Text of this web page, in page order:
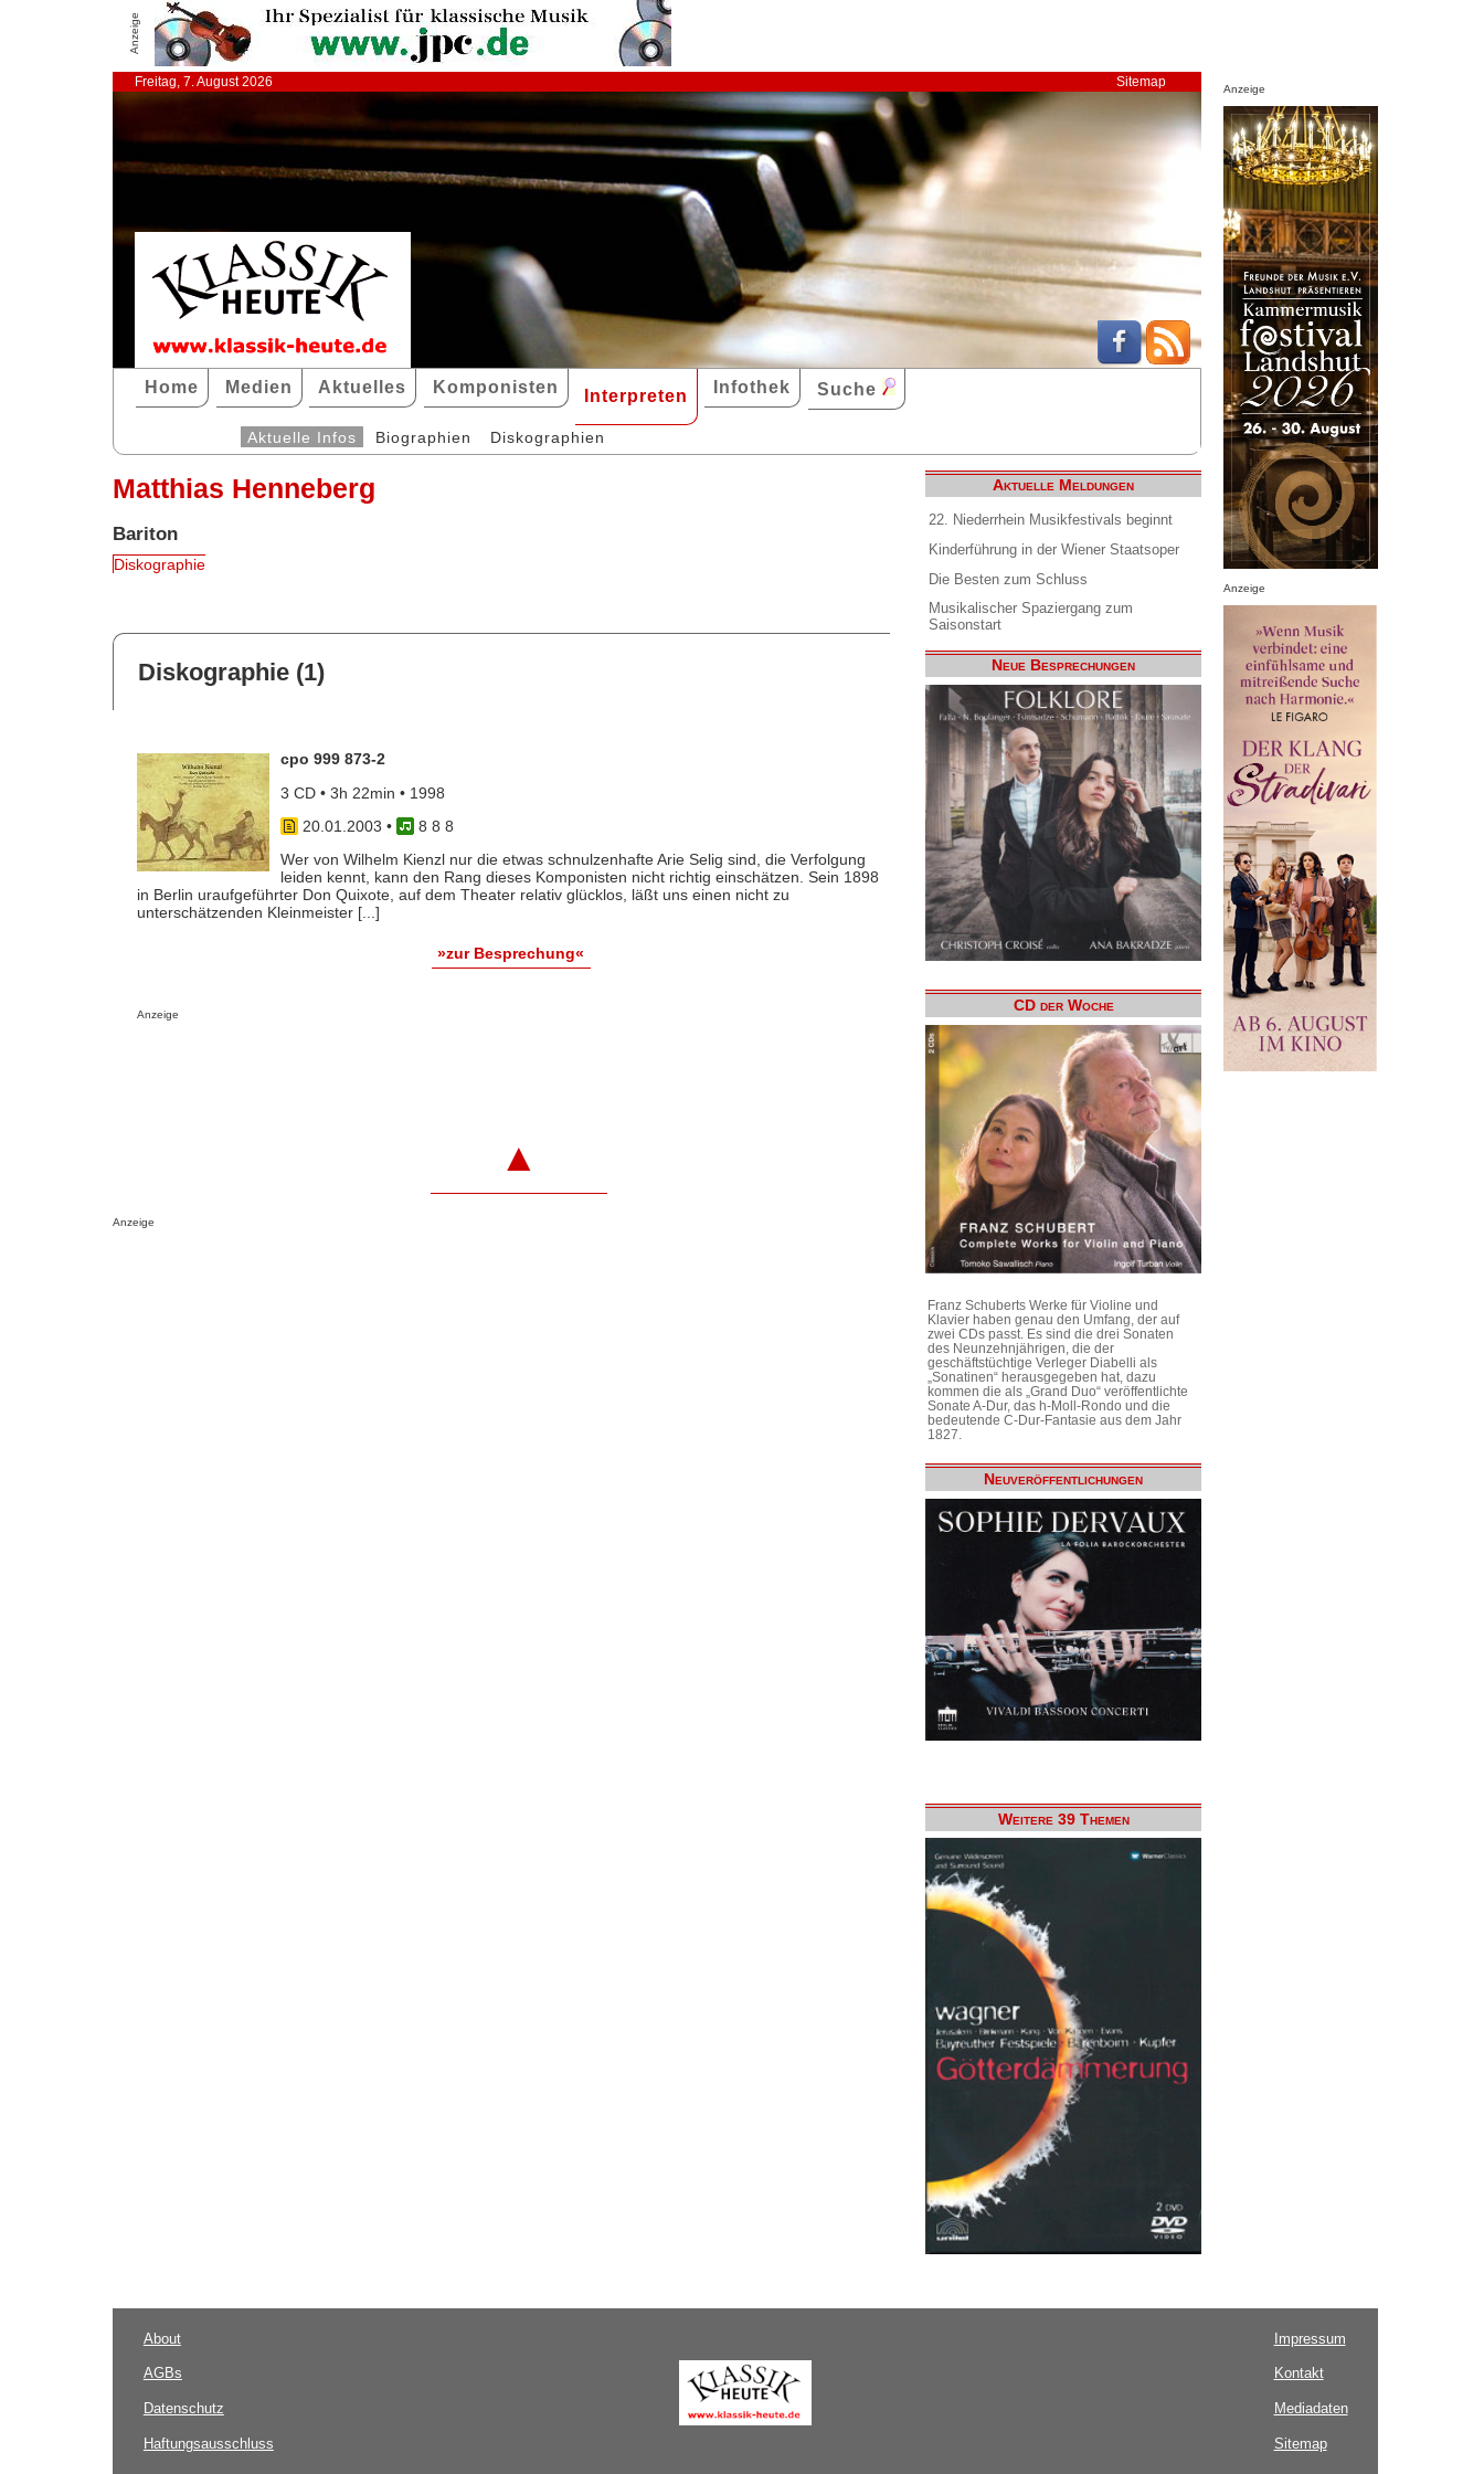
Anzeige
Freitag, 7. August 2026 Sitemap
Home Medien Aktuelles Komponisten Interpreten Infothek Suche
Aktuelle Infos Biographien Diskographien
Matthias Henneberg
Bariton
Diskographie
Diskographie (1)
cpo 999 873-2
3 CD • 3h 22min • 1998
20.01.2003 •
8 8 8
Wer von Wilhelm Kienzl nur die etwas schnulzenhafte Arie Selig sind, die Verfolgung
leiden kennt, kann den Rang dieses Komponisten nicht richtig einschätzen. Sein 1898
in Berlin uraufgeführter Don Quixote, auf dem Theater relativ glücklos, läßt uns einen nicht zu
unterschätzenden Kleinmeister [...]
»zur Besprechung«
Anzeige
▲
Anzeige
Aktuelle Meldungen
22. Niederrhein Musikfestivals beginnt
Kinderführung in der Wiener Staatsoper
Die Besten zum Schluss
Musikalischer Spaziergang zum
Saisonstart
Neue Besprechungen
CD der Woche
Franz Schuberts Werke für Violine und
Klavier haben genau den Umfang, der auf
zwei CDs passt. Es sind die drei Sonaten
des Neunzehnjährigen, die der
geschäftstüchtige Verleger Diabelli als
„Sonatinen“ herausgegeben hat, dazu
kommen die als „Grand Duo“ veröffentlichte
Sonate A-Dur, das h-Moll-Rondo und die
bedeutende C-Dur-Fantasie aus dem Jahr
1827.
Neuveröffentlichungen
Weitere 39 Themen
Anzeige
Anzeige
About
AGBs
Datenschutz
Haftungsausschluss
Impressum
Kontakt
Mediadaten
Sitemap